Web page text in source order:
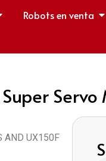
Robots en venta
UX150F